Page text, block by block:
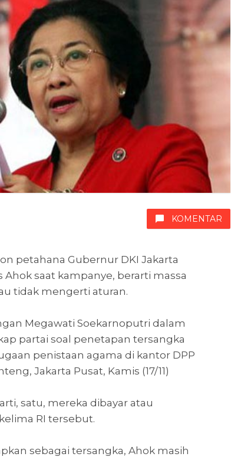
KOMENTAR
petahana Gubernur DKI Jakarta
saat kampanye, berarti massa
tidak mengerti aturan.
Megawati Soekarnoputri dalam
partai soal penetapan tersangka
penistaan agama di kantor DPP
Jakarta Pusat, Kamis (17/11)
satu, mereka dibayar atau
RI tersebut.
sebagai tersangka, Ahok masih